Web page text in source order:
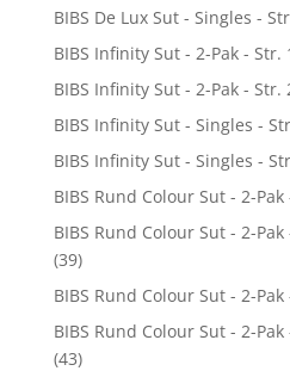
BIBS De Lux Sut - Singles -
BIBS Infinity Sut - 2-Pak - Str.
BIBS Infinity Sut - 2-Pak - Str.
BIBS Infinity Sut - Singles -
BIBS Infinity Sut - Singles -
BIBS Rund Colour Sut - 2-Pak
BIBS Rund Colour Sut - 2-
(39)
BIBS Rund Colour Sut - 2-Pak
BIBS Rund Colour Sut - 2-
(43)